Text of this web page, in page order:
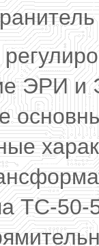
ЭРИ
ТС-